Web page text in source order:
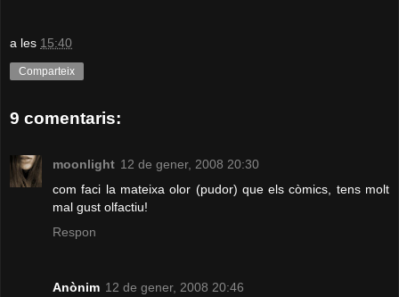
a les 15:40
Comparteix
9 comentaris:
moonlight 12 de gener, 2008 20:30
com faci la mateixa olor (pudor) que els còmics, tens molt
mal gust olfactiu!
Respon
Anònim 12 de gener, 2008 20:46